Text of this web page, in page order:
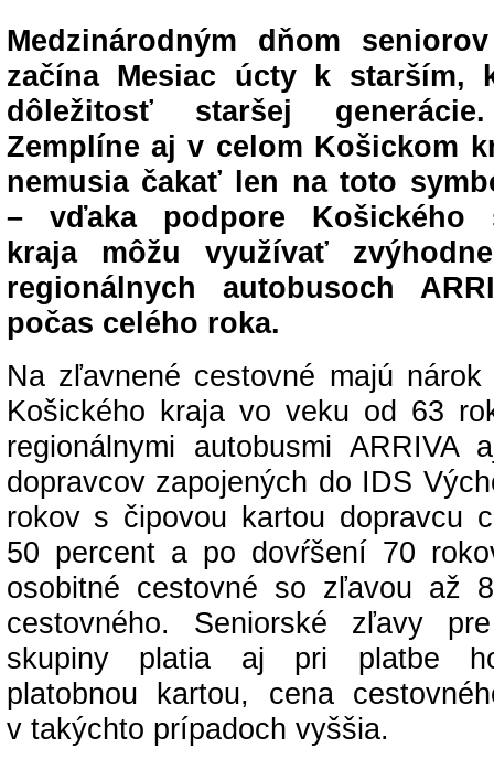
Medzinárodným dňom
začína Mesiac úcty k starším,
dôležitosť staršej
Zemplíne aj v celom Košickom
nemusia čakať len na toto
– vďaka podpore Košického
kraja môžu využívať
regionálnych autobusoch
počas celého roka.
Na zľavnené cestovné majú
Košického kraja vo veku od 63
regionálnymi autobusmi ARRIVA
dopravcov zapojených do IDS
rokov s čipovou kartou dopravcu
50 percent a po dovŕšení 70
osobitné cestovné so zľavou až
cestovného. Seniorské zľavy
skupiny platia aj pri platbe
platobnou kartou, cena
v takýchto prípadoch vyššia.